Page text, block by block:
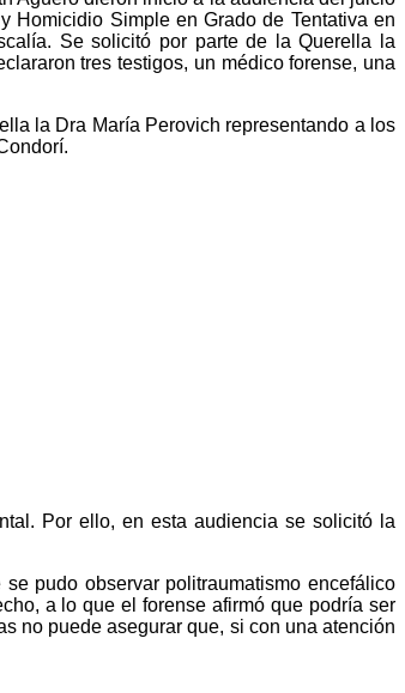
Homicidio Simple en Grado de Tentativa en
Se solicitó por parte de la Querella la
tres testigos, un médico forense, una
la Dra María Perovich representando a los
Por ello, en esta audiencia se solicitó la
pudo observar politraumatismo encefálico
a lo que el forense afirmó que podría ser
no puede asegurar que, si con una atención